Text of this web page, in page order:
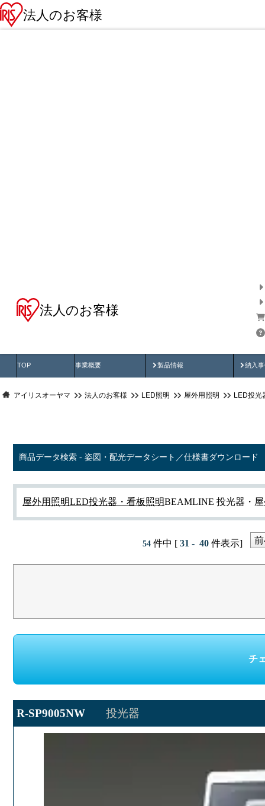
法人のお客様
法人のお客様
TOP 事業概要 製品情報
製品動画 納入
納
アイリスオーヤマ 法人のお客様 LED照明 屋外用照明 LED投光
商品データ検索 - 姿図・配光データシート／仕様書ダウンロード
屋外用照明LED投光器・看板照明BEAMLINE 投光器・
54件中 [31 - 40件表示]
R-SP9005NW 投光器